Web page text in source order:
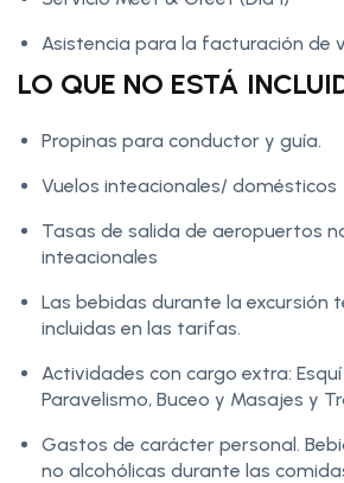
Asistencia para la facturación de
LO QUE NO ESTÁ
Propinas para conductor y guía.
Vuelos inteacionales/ domésticos
Tasas de salida de aeropuertos
inteacionales
Las bebidas durante la excursión
incluidas en las tarifas.
Actividades con cargo extra:
Paravelismo, Buceo y Masajes y
Gastos de carácter personal.
no alcohólicas durante las